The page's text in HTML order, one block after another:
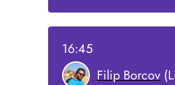
16:45
Filip Borcov